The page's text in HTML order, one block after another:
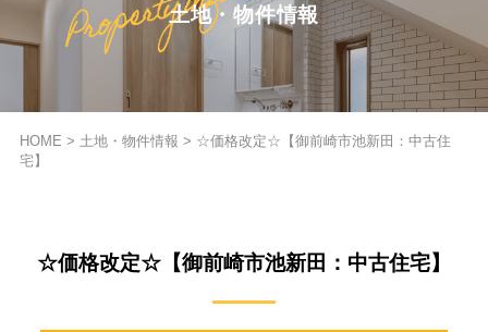
土地・物件情報
HOME > 土地・物件情報 > ☆価格改定☆【御前崎市池新田：中古住
宅】
☆価格改定☆【御前崎市池新田：中古住宅】